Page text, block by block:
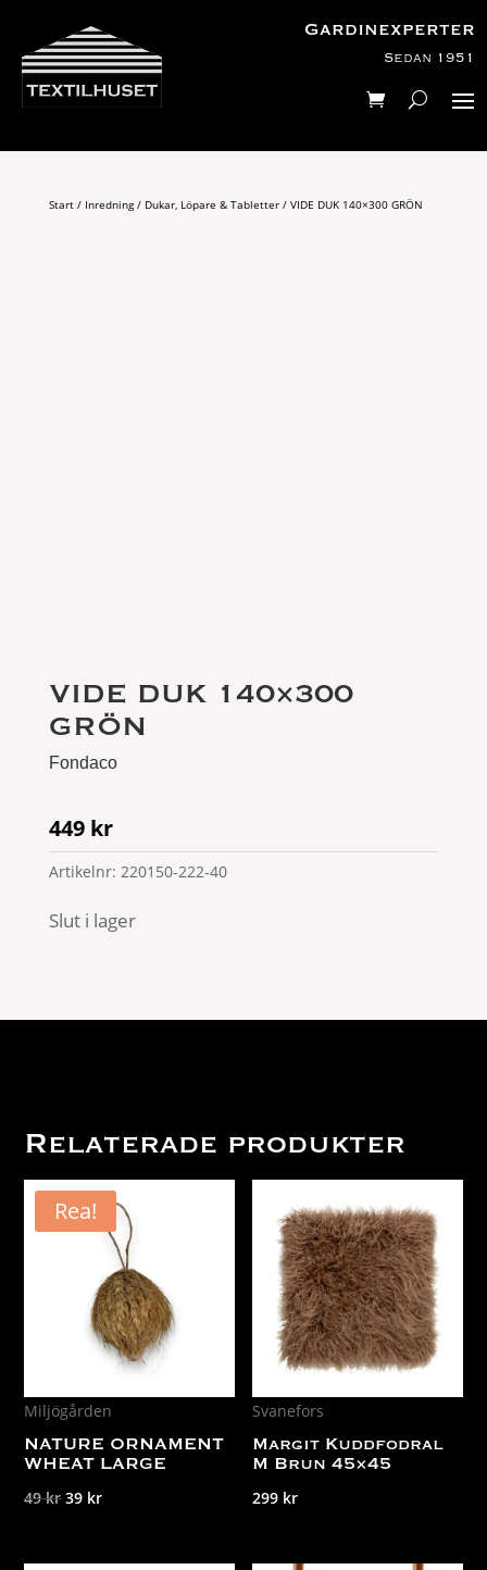
Gardinexperter
Sedan 1951
Start/ Inredning/ Dukar, Löpare & Tabletter/ VIDE DUK 140×300 GRÖN
VIDE DUK 140×300
GRÖN
Fondaco
449 kr
Artikelnr: 220150-222-40
Slut i lager
Relaterade produkter
Rea!
Miljögården
NATURE ORNAMENT
WHEAT LARGE
49krDet
39 krDet
Svanefors
Margit Kuddfodral
M Brun 45×45
299 kr